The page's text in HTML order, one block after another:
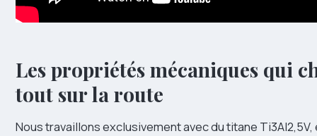
Les propriétés mécaniques qui
tout sur la route
Nous travaillons exclusivement avec du titane